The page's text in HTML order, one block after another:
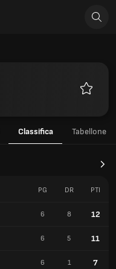
Classifica Tabellone
PG DR PTI
6 8 12
6 5 11
6 1 7